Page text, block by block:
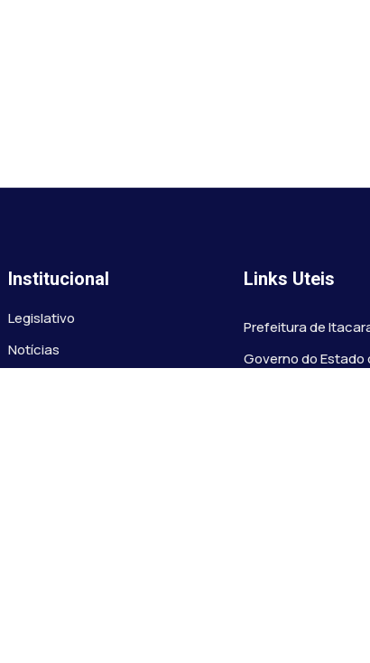
Institucional
Legislativo
Notícias
Links Uteis
Prefeitura de
Governo do Estado